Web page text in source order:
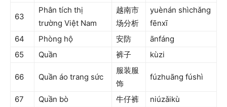
63
Phân tích thị
trường Việt Nam
越南市
场分析
yuènán shìchǎng
fēnxī
64
Phòng hộ 安防
ānfáng
65
Quần 裤子 kùzi
66 Quần áo trang sức
服装服
饰
fúzhuāng fúshì
67 Quần bò 牛仔裤 niúzǎikù